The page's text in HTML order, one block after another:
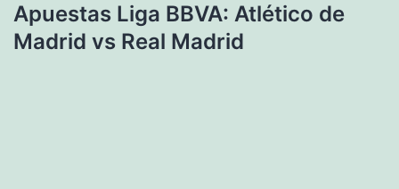
Apuestas Liga BBVA: Atlético de
Madrid vs Real Madrid